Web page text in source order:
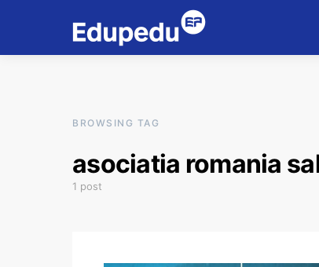
BROWSING TAG
asociatia romania
1 post